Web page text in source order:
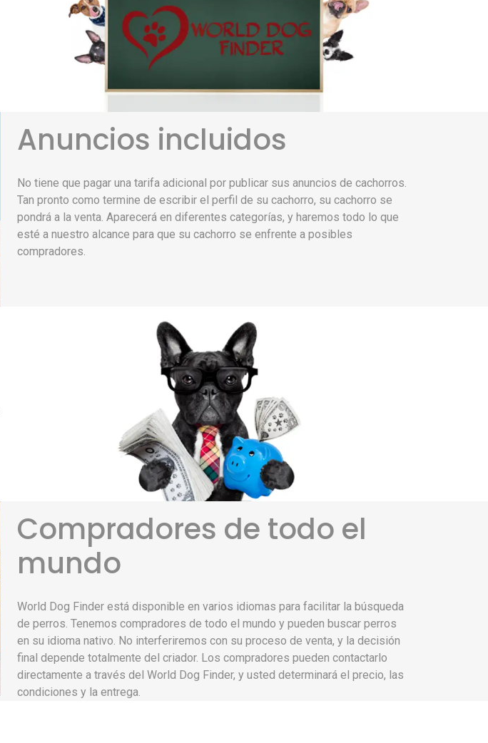
Anuncios incluidos
No tiene que pagar una tarifa adicional por publicar sus anuncios de cachorros.
Tan pronto como termine de escribir el perfil de su cachorro, su cachorro se
pondrá a la venta. Aparecerá en diferentes categorías, y haremos todo lo que
esté a nuestro alcance para que su cachorro se enfrente a posibles
compradores.
Compradores de todo el
mundo
World Dog Finder está disponible en varios idiomas para facilitar la búsqueda
de perros. Tenemos compradores de todo el mundo y pueden buscar perros
en su idioma nativo. No interferiremos con su proceso de venta, y la decisión
final depende totalmente del criador. Los compradores pueden contactarlo
directamente a través del World Dog Finder, y usted determinará el precio, las
condiciones y la entrega.